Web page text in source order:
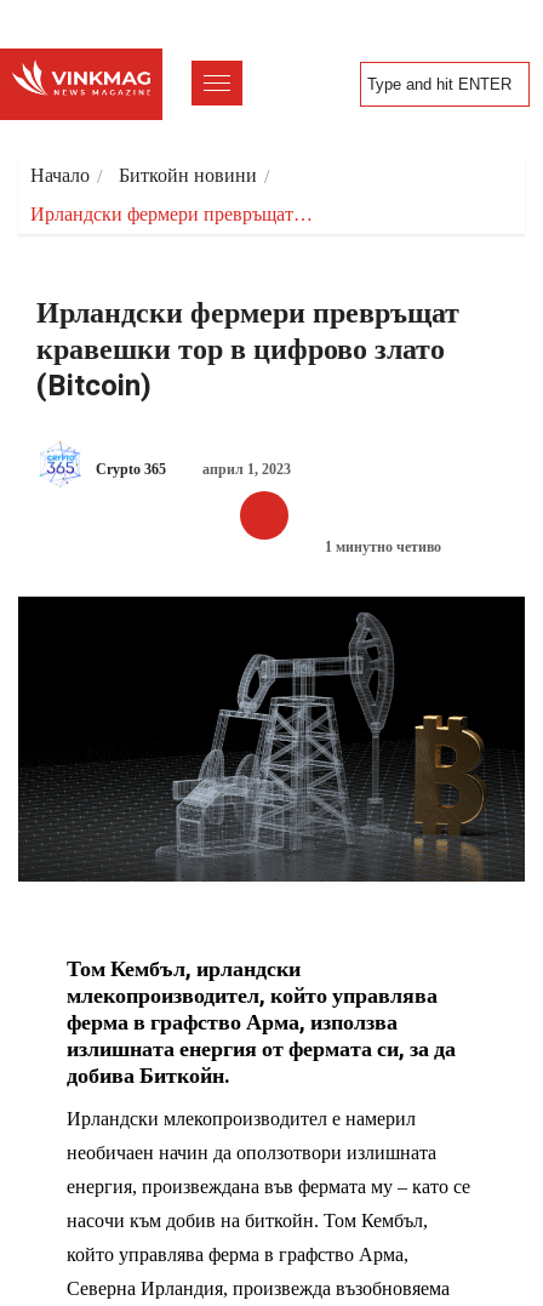
Начало
Биткойн новини
Ирландски фермери превръщат…
Ирландски фермери превръщат
кравешки тор в цифрово злато
(Bitcoin)
Crypto 365 април 1, 2023
1 минутно четиво
Том Кембъл, ирландски
млекопроизводител, който управлява
ферма в графство Арма, използва
излишната енергия от фермата си, за да
добива Биткойн.
Ирландски млекопроизводител е намерил
необичаен начин да оползотвори излишната
енергия, произвеждана във фермата му – като се
насочи към добив на биткойн. Том Кембъл,
който управлява ферма в графство Арма,
Северна Ирландия, произвежда възобновяема